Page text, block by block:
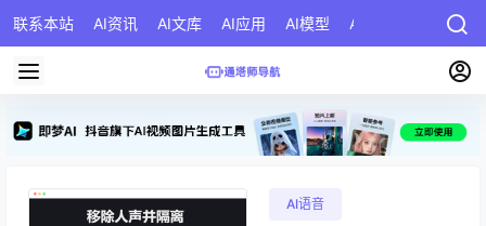
联系本站 AI资讯 AI文库 AI应用 AI模型 AI公司 AI提示词
AI语音